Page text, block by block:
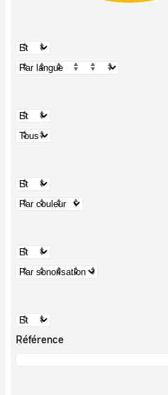
Référence